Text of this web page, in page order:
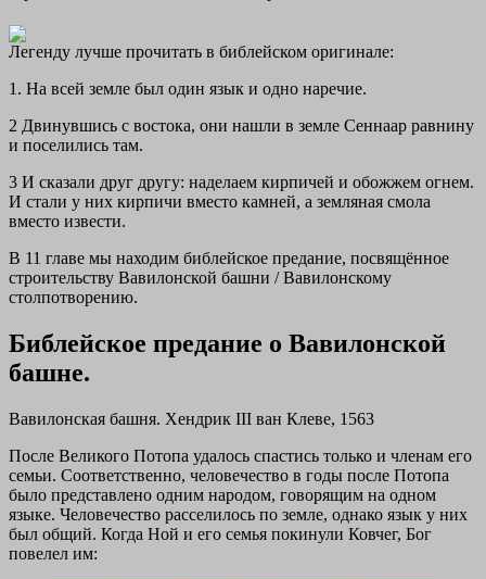
Легенду лучше прочитать в библейском оригинале:
1. На всей земле был один язык и одно наречие.
2 Двинувшись с востока, они нашли в земле Сеннаар равнину
и поселились там.
3 И сказали друг другу: наделаем кирпичей и обожжем огнем.
И стали у них кирпичи вместо камней, а земляная смола
вместо извести.
В 11 главе мы находим библейское предание, посвящённое
строительству Вавилонской башни / Вавилонскому
столпотворению.
Библейское предание о Вавилонской
башне.
Вавилонская башня. Хендрик III ван Клеве, 1563
После Великого Потопа удалось спастись только и членам его
семьи. Соответственно, человечество в годы после Потопа
было представлено одним народом, говорящим на одном
языке. Человечество расселилось по земле, однако язык у них
был общий. Когда Ной и его семья покинули Ковчег, Бог
повелел им: